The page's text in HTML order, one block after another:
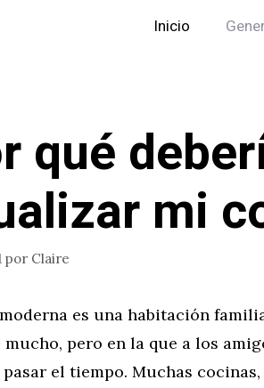
Inicio
qué
mi
por Claire
es una habitación
pero en la que a los
el tiempo. Muchas